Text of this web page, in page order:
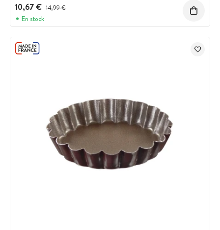
10,67 € Prix avant réduction :
14,99 €
En stock